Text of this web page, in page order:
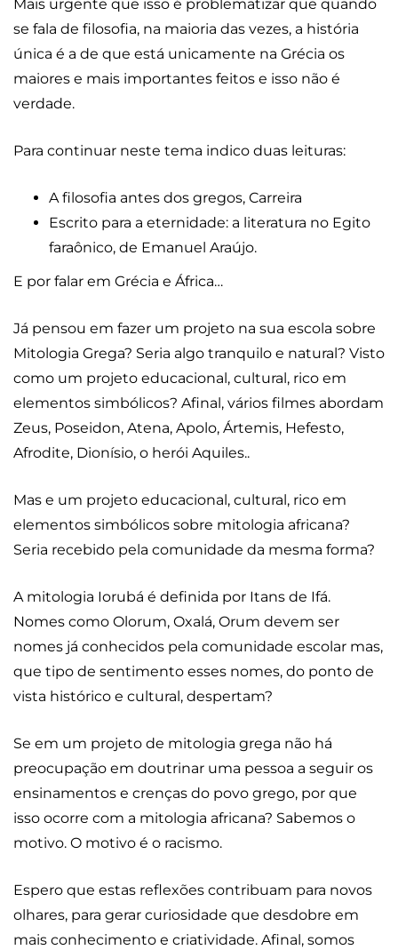
Mais urgente que isso é problematizar que quando
se fala de filosofia, na maioria das vezes, a história
única é a de que está unicamente na Grécia os
maiores e mais importantes feitos e isso não é
verdade.
Para continuar neste tema indico duas leituras:
A filosofia antes dos gregos, Carreira
Escrito para a eternidade: a literatura no Egito
faraônico, de Emanuel Araújo.
E por falar em Grécia e África…
Já pensou em fazer um projeto na sua escola sobre
Mitologia Grega? Seria algo tranquilo e natural? Visto
como um projeto educacional, cultural, rico em
elementos simbólicos? Afinal, vários filmes abordam
Zeus, Poseidon, Atena, Apolo, Ártemis, Hefesto,
Afrodite, Dionísio, o herói Aquiles..
Mas e um projeto educacional, cultural, rico em
elementos simbólicos sobre mitologia africana?
Seria recebido pela comunidade da mesma forma?
A mitologia Iorubá é definida por Itans de Ifá.
Nomes como Olorum, Oxalá, Orum devem ser
nomes já conhecidos pela comunidade escolar mas,
que tipo de sentimento esses nomes, do ponto de
vista histórico e cultural, despertam?
Se em um projeto de mitologia grega não há
preocupação em doutrinar uma pessoa a seguir os
ensinamentos e crenças do povo grego, por que
isso ocorre com a mitologia africana? Sabemos o
motivo. O motivo é o racismo.
Espero que estas reflexões contribuam para novos
olhares, para gerar curiosidade que desdobre em
mais conhecimento e criatividade. Afinal, somos